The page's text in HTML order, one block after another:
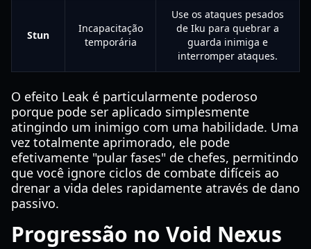
Stun
Incapacitação
temporária
Use os ataques pesados
de Iku para quebrar a
guarda inimiga e
interromper ataques.
O efeito Leak é particularmente poderoso
porque pode ser aplicado simplesmente
atingindo um inimigo com uma habilidade. Uma
vez totalmente aprimorado, ele pode
efetivamente "pular fases" de chefes, permitindo
que você ignore ciclos de combate difíceis ao
drenar a vida deles rapidamente através de dano
passivo.
Progressão no Void Nexus